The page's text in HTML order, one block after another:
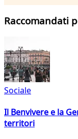
Raccomandati
Sociale
Il Benvivere e la
territori